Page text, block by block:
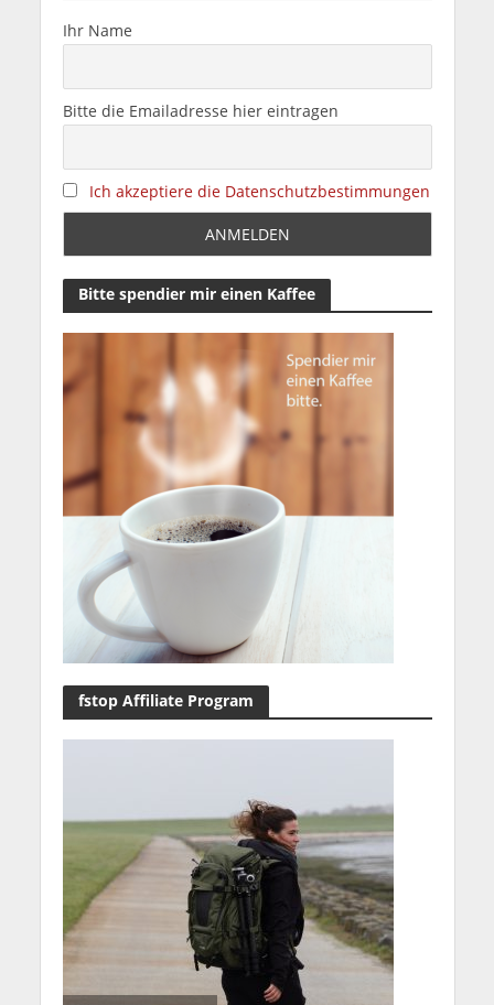
Ihr Name
Bitte die Emailadresse hier eintragen
Ich akzeptiere die Datenschutzbestimmungen
Bitte spendier mir einen Kaffee
fstop Affiliate Program